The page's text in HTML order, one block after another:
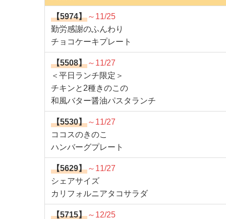
【5974】 ～11/25
勤労感謝のふんわり
チョコケーキプレート
【5508】 ～11/27
＜平日ランチ限定＞
チキンと2種きのこの
和風バター醤油パスタランチ
【5530】 ～11/27
ココスのきのこ
ハンバーグプレート
【5629】 ～11/27
シェアサイズ
カリフォルニアタコサラダ
【5715】 ～12/25